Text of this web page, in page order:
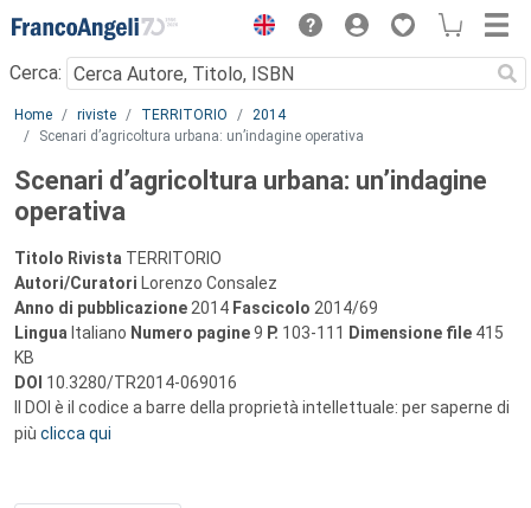
Menu
Cerca:
Main content
Home riviste TERRITORIO
2014
Scenari d’agricoltura urbana: un’indagine operativa
Scenari d’agricoltura urbana: un’indagine
operativa
Titolo Rivista TERRITORIO
Autori/Curatori Lorenzo Consalez
Anno di pubblicazione 2014 Fascicolo 2014/69
Lingua Italiano Numero pagine9 P. 103-111 Dimensione file 415
KB
DOI 10.3280/TR2014-069016
Il DOI è il codice a barre della proprietà intellettuale: per saperne di
più clicca qui